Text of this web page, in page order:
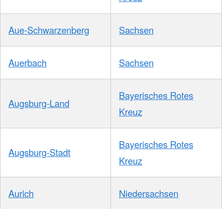
Aue-Schwarzenberg Sachsen
Auerbach Sachsen
Augsburg-Land
Bayerisches Rotes
Kreuz
Augsburg-Stadt
Bayerisches Rotes
Kreuz
Aurich Niedersachsen